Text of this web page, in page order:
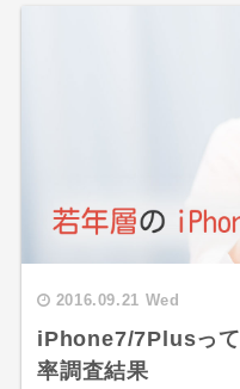
2016.09.21 Wed
iPhone7/7Plusっ
率調査結果